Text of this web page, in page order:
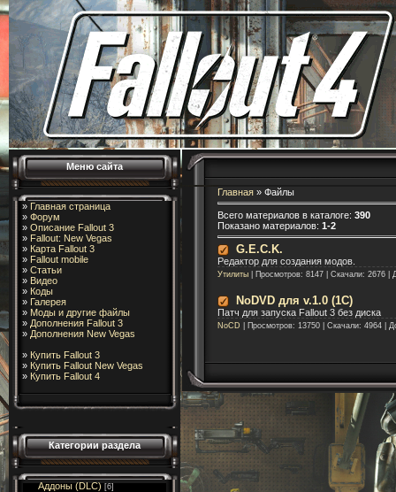
Меню сайта
» Главная страница
» Форум
» Описание Fallout 3
» Fallout: New Vegas
» Карта Fallout 3
» Fallout mobile
» Статьи
» Видео
» Коды
» Галерея
» Моды и другие файлы
» Дополнения Fallout 3
» Дополнения New Vegas
» Купить Fallout 3
» Купить Fallout New Vegas
» Купить Fallout 4
Категории раздела
Аддоны (DLC) [6]
Главная » Файлы
Всего материалов в каталоге: 390
Показано материалов: 1-2
G.E.C.K.
Редактор для создания модов.
Утилиты | Просмотров: 8147 | Скачали: 2676 |
NoDVD для v.1.0 (1С)
Патч для запуска Fallout 3 без диска
NoCD | Просмотров: 13750 | Скачали: 4964 |